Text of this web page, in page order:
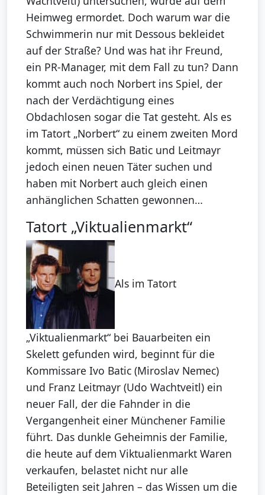
Heimweg ermordet. Doch warum war die
Schwimmerin nur mit Dessous bekleidet
auf der Straße? Und was hat ihr Freund,
ein PR-Manager, mit dem Fall zu tun? Dann
kommt auch noch Norbert ins Spiel, der
nach der Verdächtigung eines
Obdachlosen sogar die Tat gesteht. Als es
im Tatort „Norbert“ zu einem zweiten Mord
kommt, müssen sich Batic und Leitmayr
jedoch einen neuen Täter suchen und
haben mit Norbert auch gleich einen
anhänglichen Schatten gewonnen…
Tatort „Viktualienmarkt“
Als im Tatort
„Viktualienmarkt“ bei Bauarbeiten ein
Skelett gefunden wird, beginnt für die
Kommissare Ivo Batic (Miroslav Nemec)
und Franz Leitmayr (Udo Wachtveitl) ein
neuer Fall, der die Fahnder in die
Vergangenheit einer Münchener Familie
führt. Das dunkle Geheimnis der Familie,
die heute auf dem Viktualienmarkt Waren
verkaufen, belastet nicht nur alle
Beteiligten seit Jahren – das Wissen um die